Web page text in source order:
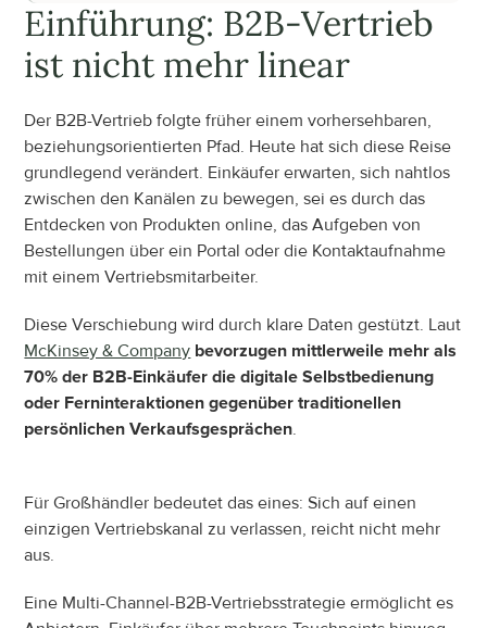
Einführung: B2B-Vertrieb
ist nicht mehr linear
Der B2B-Vertrieb folgte früher einem vorhersehbaren,
beziehungsorientierten Pfad. Heute hat sich diese Reise
grundlegend verändert. Einkäufer erwarten, sich nahtlos
zwischen den Kanälen zu bewegen, sei es durch das
Entdecken von Produkten online, das Aufgeben von
Bestellungen über ein Portal oder die Kontaktaufnahme
mit einem Vertriebsmitarbeiter.
McKinsey & Company bevorzugen mittlerweile mehr als
70% der B2B-Einkäufer die digitale Selbstbedienung
oder Ferninteraktionen gegenüber traditionellen
persönlichen Verkaufsgesprächen.
Für Großhändler bedeutet das eines: Sich auf einen
einzigen Vertriebskanal zu verlassen, reicht nicht mehr
aus.
Eine Multi-Channel-B2B-Vertriebsstrategie ermöglicht es